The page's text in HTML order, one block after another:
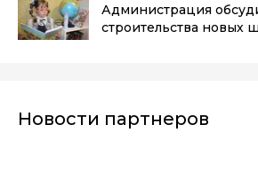
Администрация
строительства новых
Новости партнеров